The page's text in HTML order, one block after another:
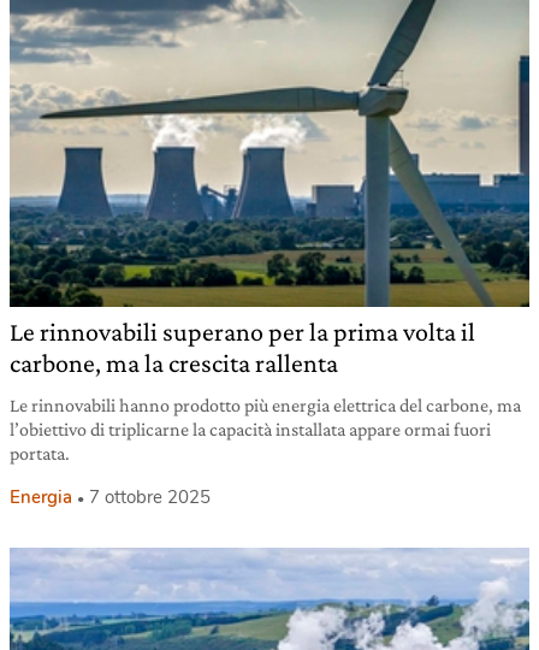
Le rinnovabili superano per la prima volta il
carbone, ma la crescita rallenta
Le rinnovabili hanno prodotto più energia elettrica del carbone, ma
l’obiettivo di triplicarne la capacità installata appare ormai fuori
portata.
Energia 7 ottobre 2025